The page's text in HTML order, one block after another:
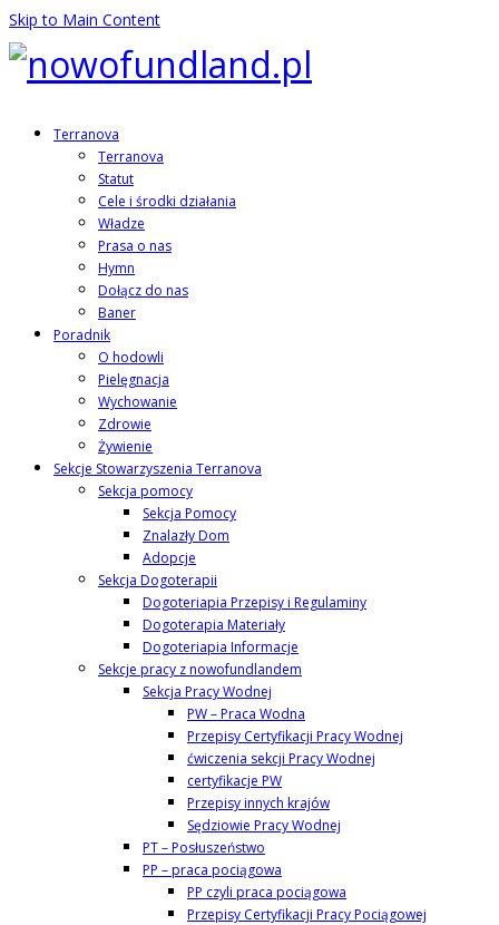
Skip to Main Content
Terranova
Terranova
Statut
Cele i środki działania
Władze
Prasa o nas
Hymn
Dołącz do nas
Baner
Poradnik
O hodowli
Pielęgnacja
Wychowanie
Zdrowie
Żywienie
Sekcje Stowarzyszenia Terranova
Sekcja pomocy
Sekcja Pomocy
Znalazły Dom
Adopcje
Sekcja Dogoterapii
Dogoteriapia Przepisy i Regulaminy
Dogoterapia Materiały
Dogoteriapia Informacje
Sekcje pracy z nowofundlandem
Sekcja Pracy Wodnej
PW – Praca Wodna
Przepisy Certyfikacji Pracy Wodnej
ćwiczenia sekcji Pracy Wodnej
certyfikacje PW
Przepisy innych krajów
Sędziowie Pracy Wodnej
PT – Posłuszeństwo
PP – praca pociągowa
PP czyli praca pociągowa
Przepisy Certyfikacji Pracy Pociągowej